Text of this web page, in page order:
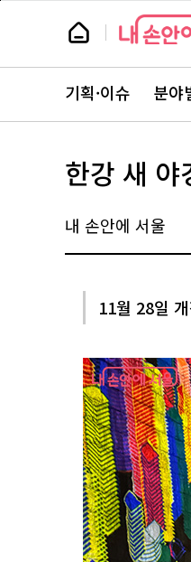
본
뉴
스
뉴
스
주
서
바
로
기획·이슈 분야
한강 새
내 손안에 서울
11월 28일
페